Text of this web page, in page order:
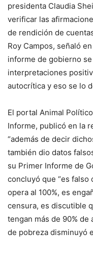
presidenta Claudia
verificar las
de rendición de
Roy Campos, señaló
informe de gobierno
interpretaciones
autocrítica y eso se lo
El portal Animal
Informe, publicó en la
“además de decir
también dio datos
su Primer Informe de
concluyó que “es falso
opera al 100%, es
censura, es discutible
tengan más de 90%
de pobreza disminuyó